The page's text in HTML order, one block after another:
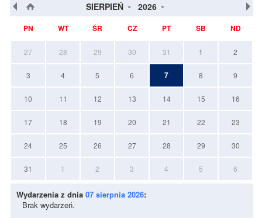
SIERPIEŃ 2026
PN WT ŚR CZ PT SB ND
27 28 29 30 31 1 2
3 4 5 6 7 8 9
10 11 12 13 14 15 16
17 18 19 20 21 22 23
24 25 26 27 28 29 30
31 1 2 3 4 5 6
Wydarzenia z dnia 07 sierpnia 2026:
Brak wydarzeń.